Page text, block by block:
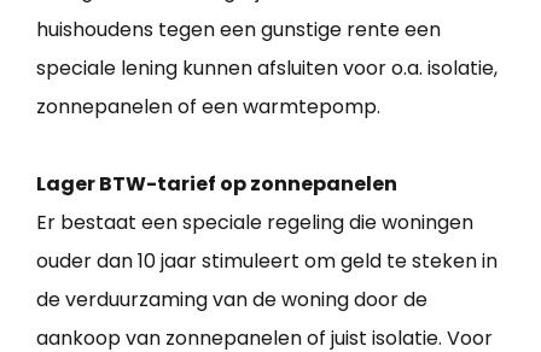
huishoudens tegen een gunstige rente een
speciale lening kunnen afsluiten voor o.a. isolatie,
zonnepanelen of een warmtepomp.
Lager BTW-tarief op zonnepanelen
Er bestaat een speciale regeling die woningen
ouder dan 10 jaar stimuleert om geld te steken in
de verduurzaming van de woning door de
aankoop van zonnepanelen of juist isolatie. Voor